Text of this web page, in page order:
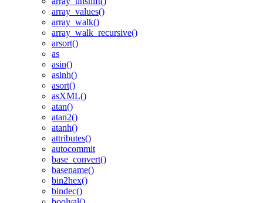
array_values()
array_walk()
array_walk_recursive()
arsort()
as
asin()
asinh()
asort()
asXML()
atan()
atan2()
atanh()
attributes()
autocommit
base_convert()
basename()
bin2hex()
bindec()